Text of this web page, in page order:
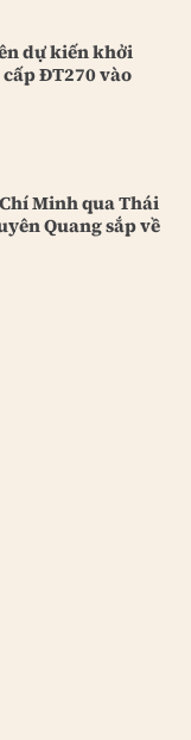
dự kiến khởi
ĐT270 vào
Minh qua Thái
Quang sắp về